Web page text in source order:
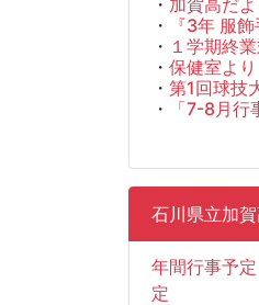
・
『3年 服
・ １学期終
・ 保健室よ
・ 第1回球技
・
「7-8月行
石川県立加
年間行事予
定